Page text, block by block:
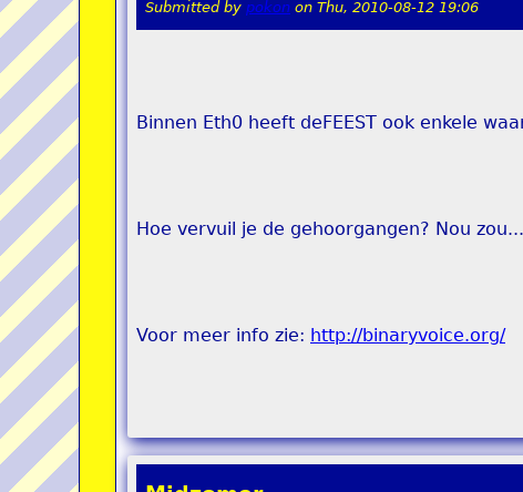
Submitted by pokon on Thu, 2010-08-12 19:06
Binnen Eth0 heeft deFEEST ook enkele
Hoe vervuil je de gehoorgangen? Nou
Voor meer info zie: http://binaryvoice.org/